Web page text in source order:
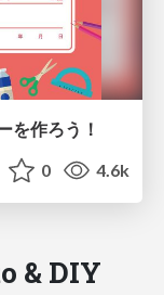
作ろう！
0 4.6k
& DIY